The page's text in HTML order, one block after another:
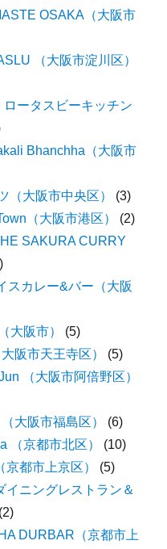
OSAKA（大阪市
（大阪市淀川区）
ータスビーキッチン
Bhanchha（大阪市
（大阪市中央区）
(3)
（大阪市港区）
(2)
SAKURA CURRY
スカレー&バー（大阪
大阪市）
(5)
阪市天王寺区）
(5)
（大阪市阿倍野区）
大阪市福島区）
(6)
（京都市北区）
(10)
都市上京区）
(5)
イニングレストラン＆
(2)
DURBAR（京都市上